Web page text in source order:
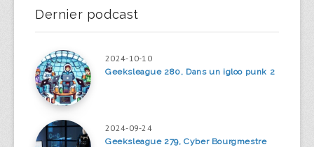
Dernier podcast
2024-10-10
Geeksleague 280, Dans un igloo punk 2
2024-09-24
Geeksleague 279, Cyber Bourgmestre